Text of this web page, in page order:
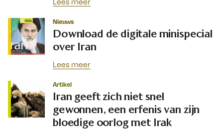
Nieuws
Download de digitale minispecial
over Iran
Lees meer
Artikel
Iran geeft zich niet snel
gewonnen, een erfenis van zijn
bloedige oorlog met Irak